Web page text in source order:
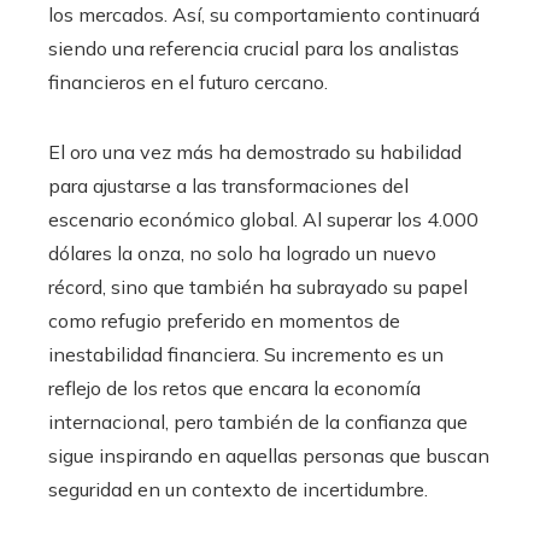
los mercados. Así, su comportamiento continuará
siendo una referencia crucial para los analistas
financieros en el futuro cercano.
El oro una vez más ha demostrado su habilidad
para ajustarse a las transformaciones del
escenario económico global. Al superar los 4.000
dólares la onza, no solo ha logrado un nuevo
récord, sino que también ha subrayado su papel
como refugio preferido en momentos de
inestabilidad financiera. Su incremento es un
reflejo de los retos que encara la economía
internacional, pero también de la confianza que
sigue inspirando en aquellas personas que buscan
seguridad en un contexto de incertidumbre.